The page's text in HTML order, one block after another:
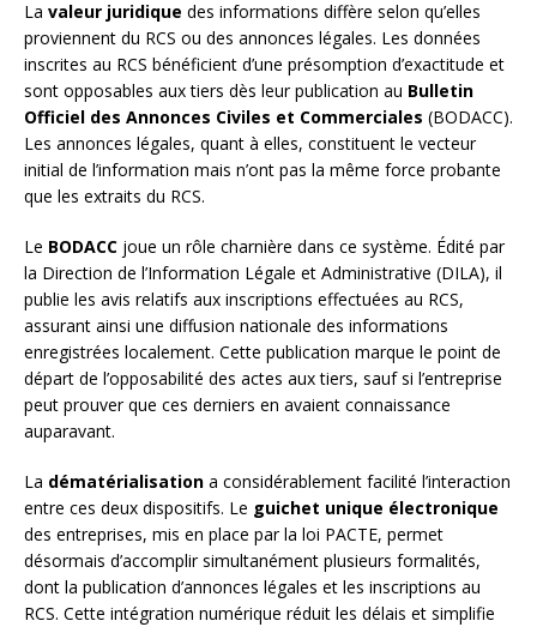
La valeur juridique des informations diffère selon qu’elles
proviennent du RCS ou des annonces légales. Les données
inscrites au RCS bénéficient d’une présomption d’exactitude et
sont opposables aux tiers dès leur publication au Bulletin
Officiel des Annonces Civiles et Commerciales (BODACC).
Les annonces légales, quant à elles, constituent le vecteur
initial de l’information mais n’ont pas la même force probante
que les extraits du RCS.
Le BODACC joue un rôle charnière dans ce système. Édité par
la Direction de l’Information Légale et Administrative (DILA), il
publie les avis relatifs aux inscriptions effectuées au RCS,
assurant ainsi une diffusion nationale des informations
enregistrées localement. Cette publication marque le point de
départ de l’opposabilité des actes aux tiers, sauf si l’entreprise
peut prouver que ces derniers en avaient connaissance
auparavant.
La dématérialisation a considérablement facilité l’interaction
entre ces deux dispositifs. Le guichet unique électronique
des entreprises, mis en place par la loi PACTE, permet
désormais d’accomplir simultanément plusieurs formalités,
dont la publication d’annonces légales et les inscriptions au
RCS. Cette intégration numérique réduit les délais et simplifie